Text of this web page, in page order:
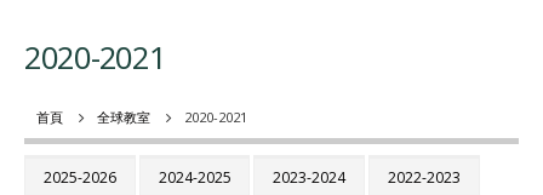
首頁 全球教室 2020-2021
2020-2021
2025-2026 2024-2025 2023-2024
2022-2023